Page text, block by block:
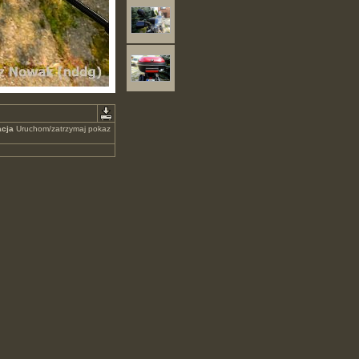
Uruchom/zatrzymaj pokaz